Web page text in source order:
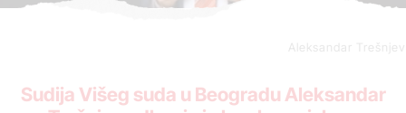
Aleksandar Trešnjev
Sudija Višeg suda u Beogradu Aleksandar